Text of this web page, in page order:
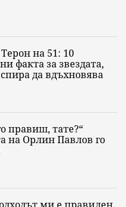
на 51: 10
факта за звездата,
да вдъхновява
правиш, тате?“
на Орлин Павлов го